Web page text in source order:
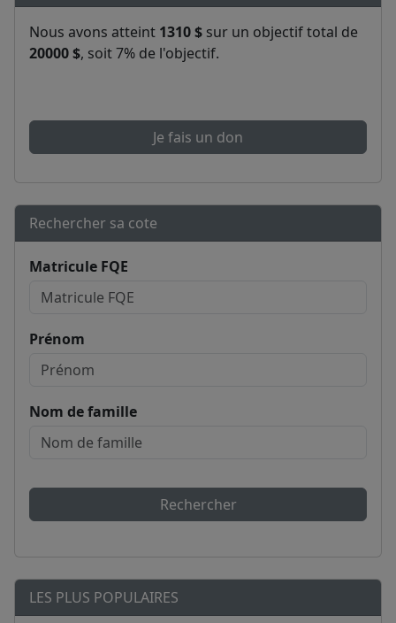
Nous avons atteint 1310 $ sur un objectif total de
20000 $, soit 7% de l'objectif.
Je fais un don
Rechercher sa cote
Matricule FQE
Prénom
Nom de famille
Rechercher
LES PLUS POPULAIRES